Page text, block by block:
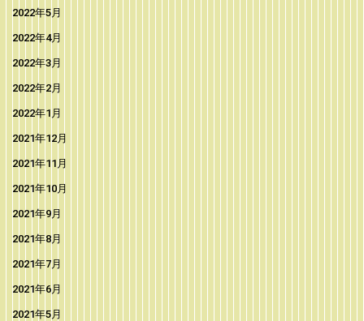
2022年5月
2022年4月
2022年3月
2022年2月
2022年1月
2021年12月
2021年11月
2021年10月
2021年9月
2021年8月
2021年7月
2021年6月
2021年5月